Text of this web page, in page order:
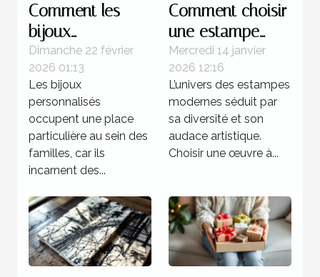
Comment les
bijoux
personnalisés
renforcent les
liens familiaux ?
Dimanche 22 février
2026 01:13
Les bijoux
personnalisés
occupent une place
particulière au sein des
familles, car ils
incarnent des...
Comment choisir
une estampe
moderne pour
votre collection ?
Mercredi 14 janvier
2026 12:16
L’univers des estampes
modernes séduit par
sa diversité et son
audace artistique.
Choisir une œuvre à...